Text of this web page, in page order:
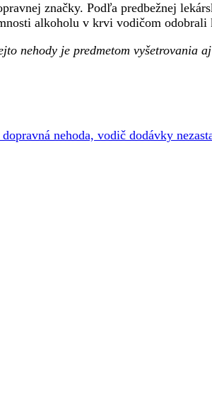
značky. Podľa predbežnej
alkoholu v krvi vodičom odobrali
nehody je predmetom vyšetrovania
nehoda, vodič dodávky